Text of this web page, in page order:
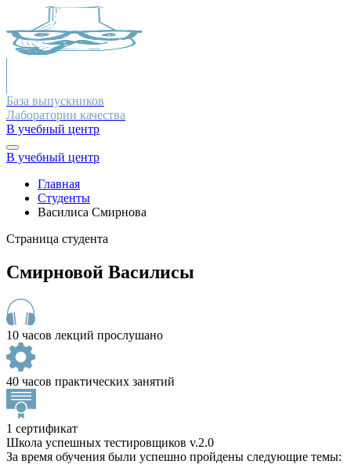
База выпускников
Лаборатории качества
В учебный центр
В учебный центр
Главная
Студенты
Василиса Смирнова
Страница студента
Смирновой Василисы
10 часов лекций прослушано
40 часов практических занятий
1 сертификат
Школа успешных тестировщиков v.2.0
За время обучения были успешно пройдены следующие темы: